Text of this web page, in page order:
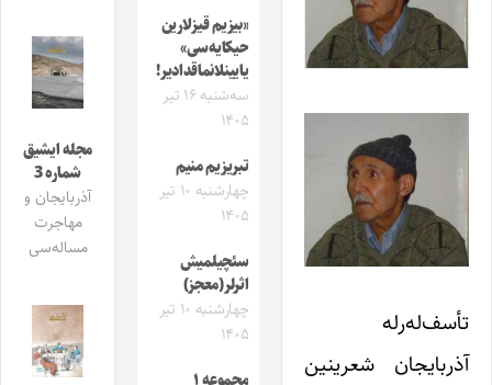
تأسف‌له‌رله
آذربایجان شعرینین
«بیزیم قیزلارین
حیکایه‌سی»
یایینلانماقدادیر!
سه‌شنبه ۱۶ تیر
۱۴۰۵
تبریزیم منیم
چهارشنبه ۱۰ تیر
۱۴۰۵
سئچیلمیش
اثرلر(معجز)
چهارشنبه ۱۰ تیر
۱۴۰۵
مجله ایشیق
شماره 3
آذربایجان و
مهاجرت
مساله‌سی